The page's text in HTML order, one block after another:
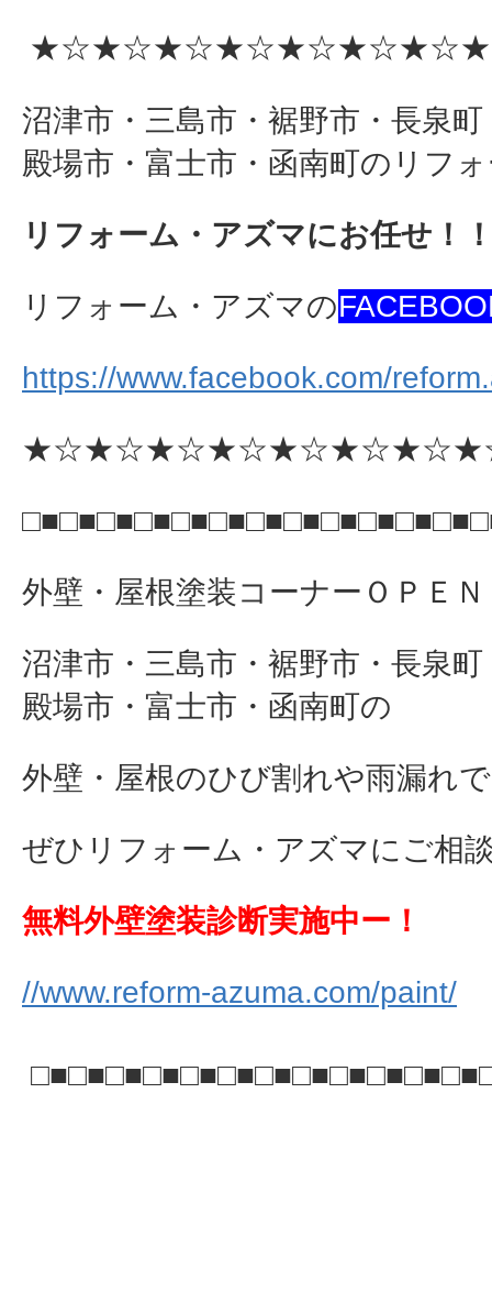
沼津市・三島市・裾野市・長泉
殿場市・富士市・函南町のリフ
リフォーム・アズマにお任せ！
リフォーム・アズマの
https://www.facebook.com/
外壁・屋根塗装コーナーＯＰＥ
沼津市・三島市・裾野市・長泉
殿場市・富士市・函南町の
外壁・屋根のひび割れや雨漏れ
ぜひリフォーム・アズマにご相
無料外壁塗装診断実施中ー！
//www.reform-azuma.com/paint/